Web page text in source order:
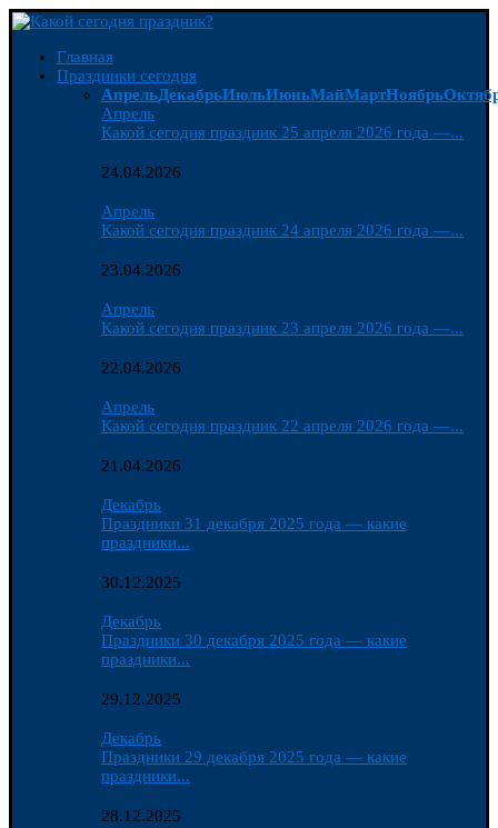
Главная
Праздники сегодня
АпрельДекабрьИюльИюньМайМартНоябрь
Апрель
Какой сегодня праздник 25 апреля 2026 года —...
24.04.2026
Апрель
Какой сегодня праздник 24 апреля 2026 года —...
23.04.2026
Апрель
Какой сегодня праздник 23 апреля 2026 года —...
22.04.2026
Апрель
Какой сегодня праздник 22 апреля 2026 года —...
21.04.2026
Декабрь
Праздники 31 декабря 2025 года — какие
праздники...
30.12.2025
Декабрь
Праздники 30 декабря 2025 года — какие
праздники...
29.12.2025
Декабрь
Праздники 29 декабря 2025 года — какие
праздники...
28.12.2025